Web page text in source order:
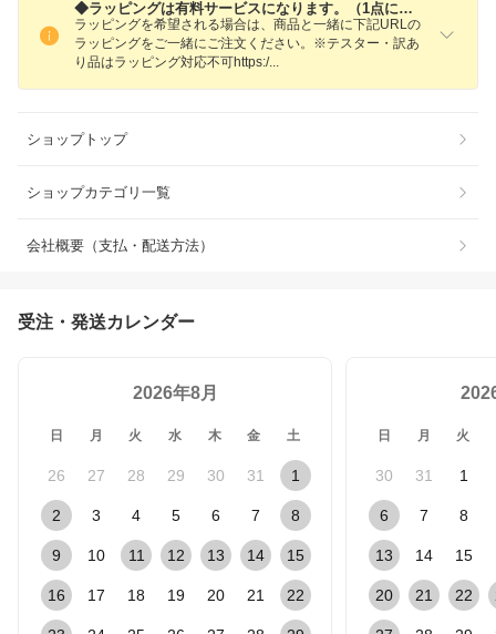
◆ラッピングは有料サービスになります。（1点につき330円）
ラッピングを希望される場合は、商品と一緒に下記URLの
ラッピングをご一緒にご注文ください。※テスター・訳あ
り品はラッピング対応不可https:/
ショップトップ
ショップカテゴリ一覧
会社概要（支払・配送方法）
受注・発送カレンダー
2026年8月
日 月 火 水 木 金 土
26 27 28 29 30 31 1
2 3 4 5 6 7 8
9 10 11 12 13 14 15
16 17 18 19 20 21 22
日 月 火
30 31 1
6 7 8
13 14 15
20 21 22